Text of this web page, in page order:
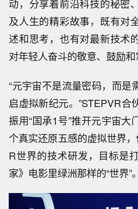
动，分享着前沿科技的秘密
及人生的精彩故事，既有对
述和思考，也有对最新技术
对年轻人奋斗的敬意、鼓励和
“元宇宙不是流量密码，而是
启虚拟新纪元。”STEPVR合
振用“国承1号”推开元宇宙大
个真实还原五感的虚拟世界
R世界的技术研发，目标是
家》电影里绿洲那样的“世界”。